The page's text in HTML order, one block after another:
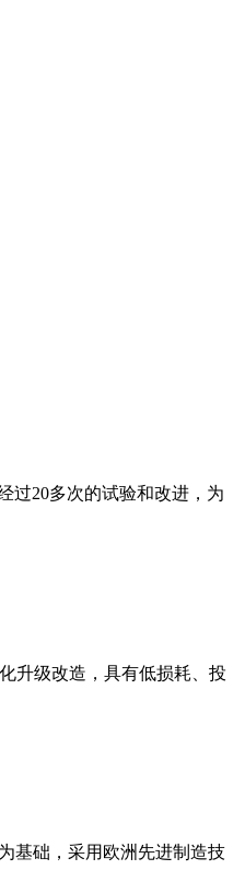
过20多次的试验和改进，为
升级改造，具有低损耗、投
基础，采用欧洲先进制造技